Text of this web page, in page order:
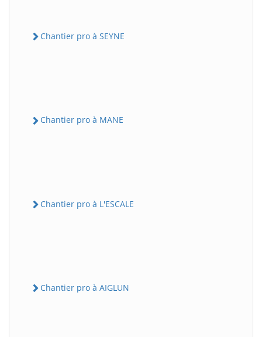
Chantier pro à SEYNE
Chantier pro à MANE
Chantier pro à L'ESCALE
Chantier pro à AIGLUN